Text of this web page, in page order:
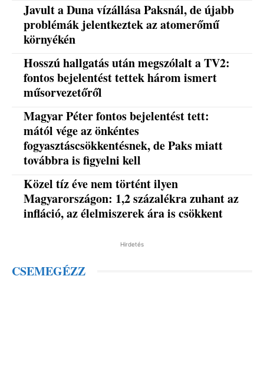
Javult a Duna vízállása Paksnál, de újabb
problémák jelentkeztek az atomerőmű
környékén
Hosszú hallgatás után megszólalt a TV2:
fontos bejelentést tettek három ismert
műsorvezetőről
Magyar Péter fontos bejelentést tett:
mától vége az önkéntes
fogyasztáscsökkentésnek, de Paks miatt
továbbra is figyelni kell
Közel tíz éve nem történt ilyen
Magyarországon: 1,2 százalékra zuhant az
infláció, az élelmiszerek ára is csökkent
Hirdetés
CSEMEGÉZZ